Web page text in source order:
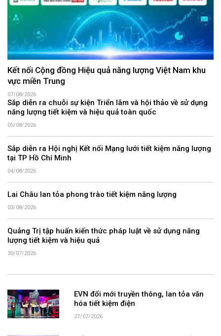
Kết nối Cộng đồng Hiệu quả năng lượng Việt Nam khu
vực miền Trung
07/08/2026
Sắp diễn ra chuỗi sự kiện Triển lãm và hội thảo về sử dụng
năng lượng tiết kiệm và hiệu quả toàn quốc
05/08/2026
Sắp diễn ra Hội nghị Kết nối Mạng lưới tiết kiệm năng lượng
tại TP Hồ Chí Minh
04/08/2026
Lai Châu lan tỏa phong trào tiết kiệm năng lượng
03/08/2026
Quảng Trị tập huấn kiến thức pháp luật về sử dụng năng
lượng tiết kiệm và hiệu quả
30/07/2026
EVN đổi mới truyền thông, lan tỏa văn
hóa tiết kiệm điện
27/07/2026